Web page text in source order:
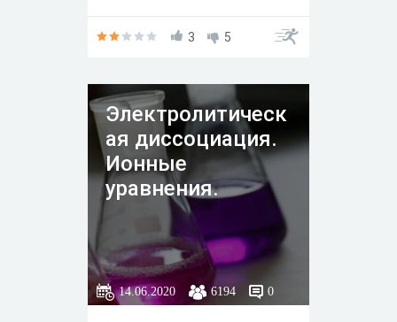
3
5
Электролитическ
ая диссоциация.
Ионные
уравнения.
14.06.2020 6194 0